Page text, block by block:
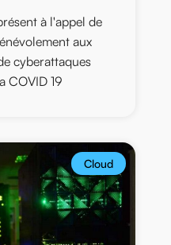
à l'appel de
aux
cyberattaques
COVID 19
Cloud